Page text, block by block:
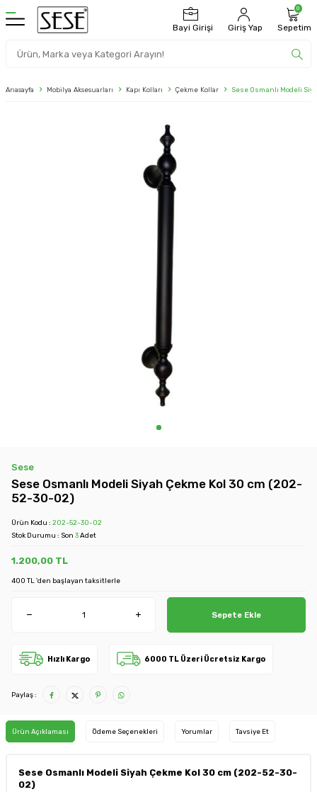
Bayi Girişi Giriş Yap
0
Sepetim
Anasayfa Mobilya Aksesuarları Kapı Kolları Çekme Kollar Sese Osmanlı Modeli
Sese
Sese Osmanlı Modeli Siyah Çekme Kol 30 cm (202-
52-30-02)
Ürün Kodu : 202-52-30-02
Stok Durumu : Son 3Adet
1.200,00 TL
400 TL 'den başlayan taksitlerle
Sepete Ekle
Hızlı Kargo 6000 TL Üzeri Ücretsiz Kargo
Paylaş :
Ürün Açıklaması Ödeme Seçenekleri Yorumlar Tavsiye Et
Sese Osmanlı Modeli Siyah Çekme Kol 30 cm (202-52-30-
02)